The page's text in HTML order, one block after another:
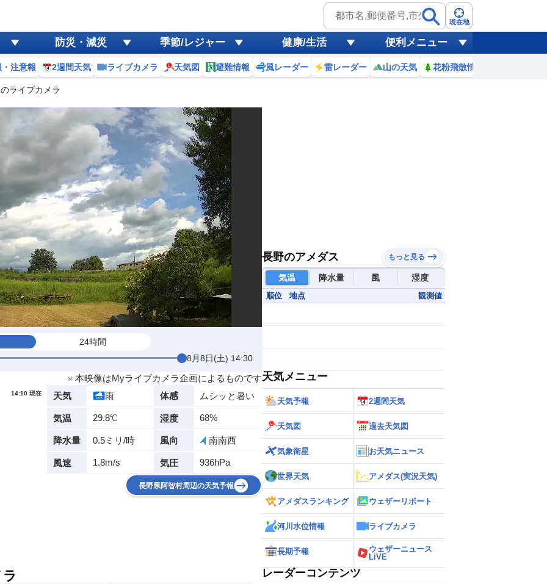
現在地
防災・減災 季節/レジャー 健康/生活 便利メニュー
注意報 2週間天気 ライブカメラ 天気図 避難情報 風レーダー 雷レーダー 山の天気 花粉飛散情報
ライブカメラ
24時間
8月8日(土) 14:30
※ 本映像はMyライブカメラ企画によるものです
14:10 現在 天気 雨 体感 ムシッと暑い
気温 29.8℃ 湿度 68%
降水量 0.5ミリ/時 風向 南南西
風速 1.8m/s 気圧 936hPa
長野県阿智村周辺の天気予報
長野のアメダス もっと見る
気温 降水量 風 湿度
順位 地点 観測値
天気メニュー
天気予報 2週間天気
天気図 過去天気図
気象衛星 お天気ニュース
世界天気 アメダス(実況天気)
アメダスランキング ウェザーリポート
河川水位情報 ライブカメラ
長期予報
ウェザーニュース
LiVE
レーダーコンテンツ